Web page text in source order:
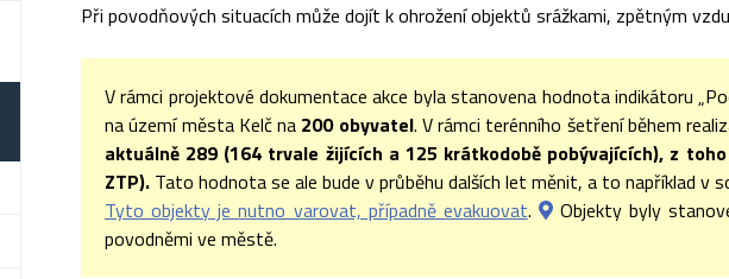
Při povodňových situacích může dojít k ohrožení objektů srážkami, zpětným
V rámci projektové dokumentace akce byla stanovena hodnota indikátoru
na území města Kelč na 200 obyvatel. V rámci terénního šetření během
aktuálně 289 (164 trvale žijících a 125 krátkodobě pobývajících), z
ZTP). Tato hodnota se ale bude v průběhu dalších let měnit, a to například
Tyto objekty je nutno varovat, případně evakuovat.
Objekty byly
povodněmi ve městě.